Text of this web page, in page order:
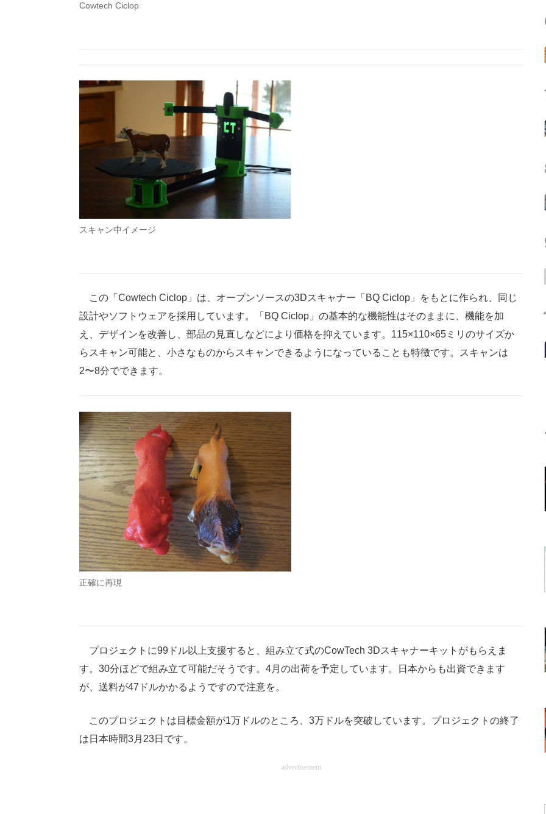
Cowtech Ciclop
スキャン中イメージ
この「Cowtech Ciclop」は、オープンソースの3Dスキャナー「BQ Ciclop」をもとに作られ、同じ
設計やソフトウェアを採用しています。「BQ Ciclop」の基本的な機能性はそのままに、機能を加
え、デザインを改善し、部品の見直しなどにより価格を抑えています。115×110×65ミリのサイズか
らスキャン可能と、小さなものからスキャンできるようになっていることも特徴です。スキャンは
2〜8分でできます。
正確に再現
プロジェクトに99ドル以上支援すると、組み立て式のCowTech 3Dスキャナーキットがもらえま
す。30分ほどで組み立て可能だそうです。4月の出荷を予定しています。日本からも出資できます
が、送料が47ドルかかるようですので注意を。
このプロジェクトは目標金額が1万ドルのところ、3万ドルを突破しています。プロジェクトの終了
は日本時間3月23日です。
advertisement